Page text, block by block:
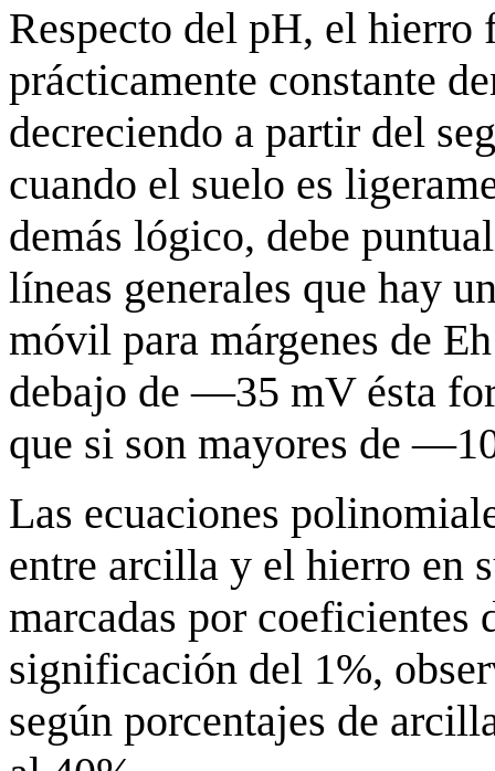
Respecto del pH, el hierro
prácticamente constante
decreciendo a partir del
cuando el suelo es
demás lógico, debe
líneas generales que hay
móvil para márgenes de
debajo de —35 mV ésta
que si son mayores de
Las ecuaciones
entre arcilla y el hierro en
marcadas por
significación del 1%,
según porcentajes de